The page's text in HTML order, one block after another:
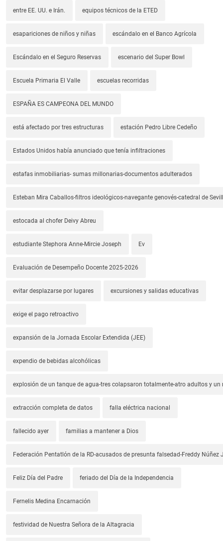
entre EE. UU. e Irán. equipos técnicos de la ETED
esapariciones de niños y niñas escándalo en el Banco Agrícola
Escándalo en el Seguro Reservas escenario del Super Bowl
Escuela Primaria El Valle escuelas recorridas
ESPAÑA ES CAMPEONA DEL MUNDO
está afectado por tres estructuras estación Pedro Libre Cedeño
Estados Unidos había anunciado que tenía infiltraciones
estafas inmobiliarias- sumas millonarias-documentos adulterados
Esteban Mira Caballos-filtros ideológicos-navegante genovés-catedral de
estocada al chofer Deivy Abreu
estudiante Stephora Anne-Mircie Joseph Ev
Evaluación de Desempeño Docente 2025-2026
evitar desplazarse por lugares excursiones y salidas educativas
exige el pago retroactivo
expansión de la Jornada Escolar Extendida (JEE)
expendio de bebidas alcohólicas
explosión de un tanque de agua-tres colapsaron totalmente-atro adultos y un
extracción completa de datos falla eléctrica nacional
fallecido ayer familias a mantener a Dios
Federación Pentatlón de la RD-acusados de presunta falsedad-Freddy Núñez
Feliz Día del Padre feriado del Día de la Independencia
Fernelis Medina Encarnación
festividad de Nuestra Señora de la Altagracia